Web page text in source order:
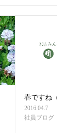
春ですね
2016.04.7
社員ブログ